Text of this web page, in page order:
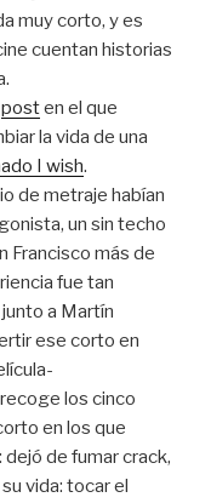
muy corto, y es
cuentan historias
posten el que
la vida de una
I wish.
de metraje habían
un sin techo
Francisco más de
fue tan
a Martín
ese corto en
los cinco
en los que
de fumar crack,
vida: tocar el